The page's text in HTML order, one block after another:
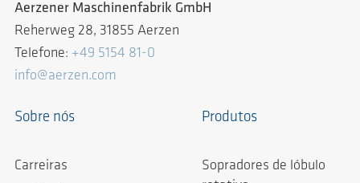
Aerzener Maschinenfabrik GmbH
Reherweg 28, 31855 Aerzen
Telefone: +49 5154 81-0
info@aerzen.com
Sobre nós
Carreiras
Produtos
Sopradores de lóbulo